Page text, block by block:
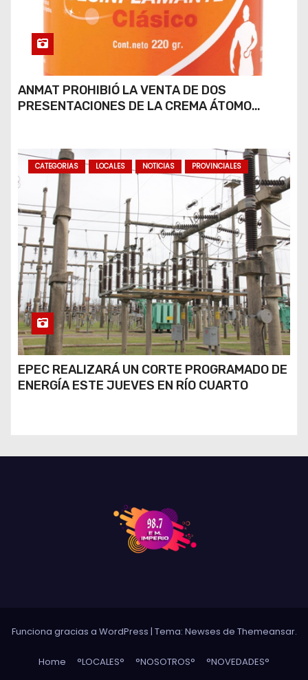
ANMAT PROHIBIÓ LA VENTA DE DOS
PRESENTACIONES DE LA CREMA ÁTOMO
CATEGORIAS LOCALES NOTICIAS PROVINCIALES
EPEC REALIZARÁ UN CORTE PROGRAMADO DE
ENERGÍA ESTE JUEVES EN RÍO CUARTO
Funciona gracias a WordPress | Tema: Newses de Themeansar.
Home °LOCALES° °NOSOTROS°
°NOVEDADES°